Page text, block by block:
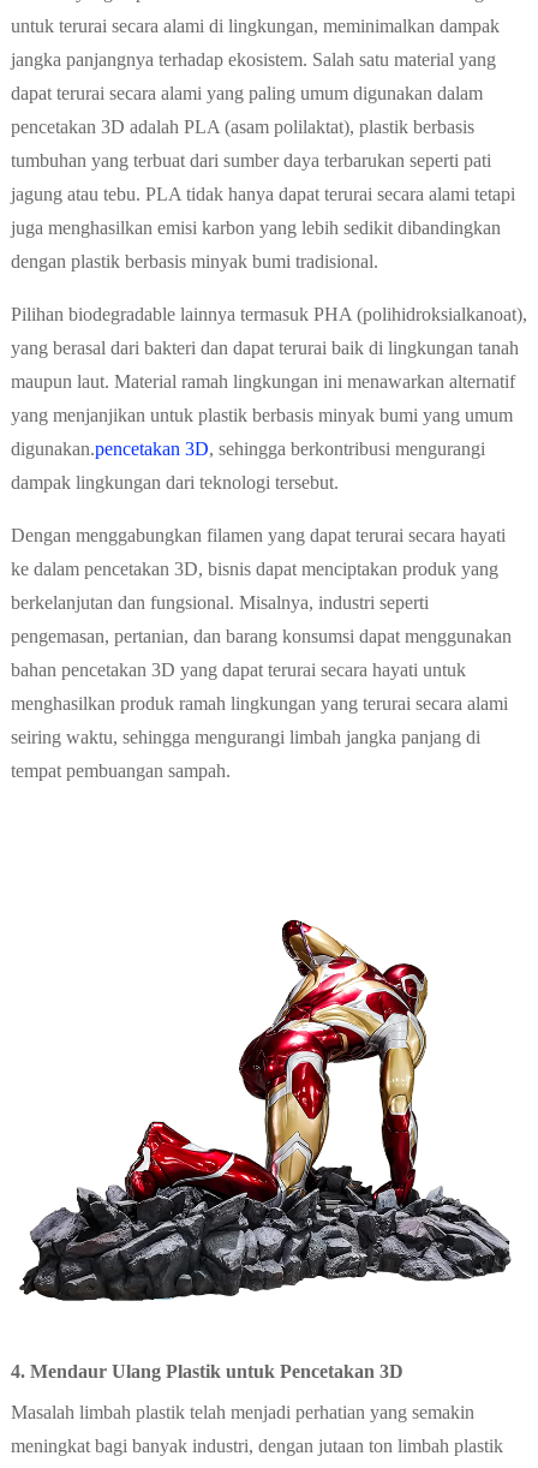
untuk terurai secara alami di lingkungan, meminimalkan dampak
jangka panjangnya terhadap ekosistem. Salah satu material yang
dapat terurai secara alami yang paling umum digunakan dalam
pencetakan 3D adalah PLA (asam polilaktat), plastik berbasis
tumbuhan yang terbuat dari sumber daya terbarukan seperti pati
jagung atau tebu. PLA tidak hanya dapat terurai secara alami tetapi
juga menghasilkan emisi karbon yang lebih sedikit dibandingkan
dengan plastik berbasis minyak bumi tradisional.
Pilihan biodegradable lainnya termasuk PHA (polihidroksialkanoat),
yang berasal dari bakteri dan dapat terurai baik di lingkungan tanah
maupun laut. Material ramah lingkungan ini menawarkan alternatif
yang menjanjikan untuk plastik berbasis minyak bumi yang umum
digunakan.pencetakan 3D, sehingga berkontribusi mengurangi
dampak lingkungan dari teknologi tersebut.
Dengan menggabungkan filamen yang dapat terurai secara hayati
ke dalam pencetakan 3D, bisnis dapat menciptakan produk yang
berkelanjutan dan fungsional. Misalnya, industri seperti
pengemasan, pertanian, dan barang konsumsi dapat menggunakan
bahan pencetakan 3D yang dapat terurai secara hayati untuk
menghasilkan produk ramah lingkungan yang terurai secara alami
seiring waktu, sehingga mengurangi limbah jangka panjang di
tempat pembuangan sampah.
4. Mendaur Ulang Plastik untuk Pencetakan 3D
Masalah limbah plastik telah menjadi perhatian yang semakin
meningkat bagi banyak industri, dengan jutaan ton limbah plastik